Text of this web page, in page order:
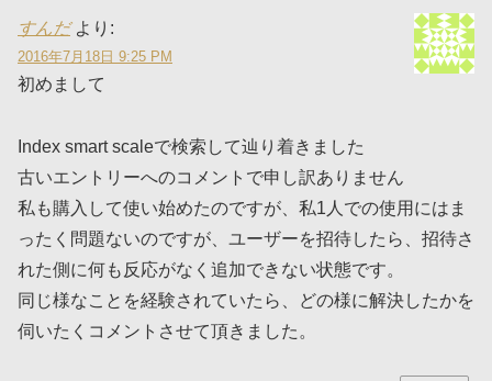
すんだ より:
2016年7月18日 9:25 PM
初めまして
Index smart scaleで検索して辿り着きました
古いエントリーへのコメントで申し訳ありません
私も購入して使い始めたのですが、私1人での使用にはま
ったく問題ないのですが、ユーザーを招待したら、招待さ
れた側に何も反応がなく追加できない状態です。
同じ様なことを経験されていたら、どの様に解決したかを
伺いたくコメントさせて頂きました。